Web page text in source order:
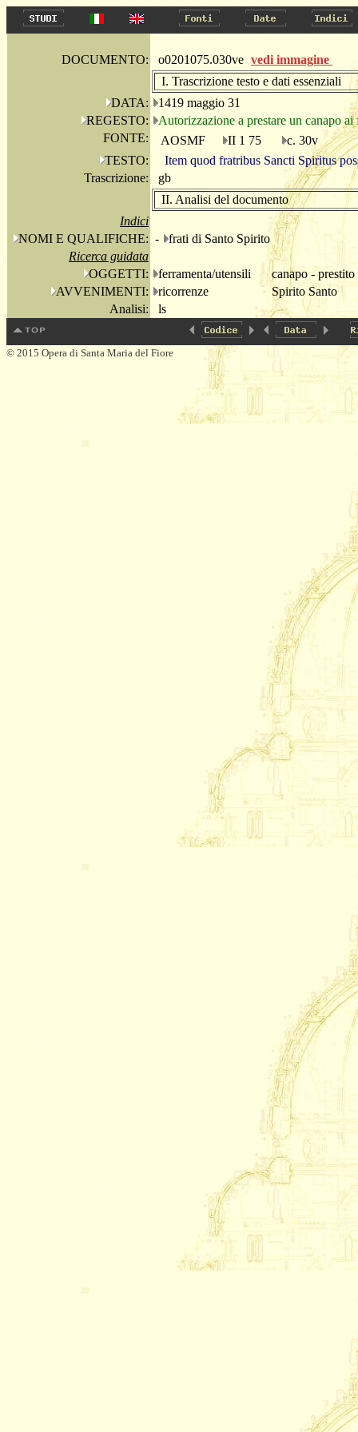
DOCUMENTO: o0201075.030ve vedi immagine
I. Trascrizione testo e dati essenziali
DATA:
1419 maggio 31
REGESTO:
Autorizzazione a prestare un canapo
FONTE:
AOSMF II 1 75
c. 30v
TESTO:
Item quod fratribus Sancti Spiritus
Trascrizione:
gb
II. Analisi del documento
Indici
NOMI E QUALIFICHE: -
frati di Santo Spirito
Ricerca guidata
OGGETTI:
ferramenta/utensili
canapo - prestito
AVVENIMENTI:
ricorrenze
Spirito Santo
Analisi:
ls
© 2015 Opera di Santa Maria del Fiore